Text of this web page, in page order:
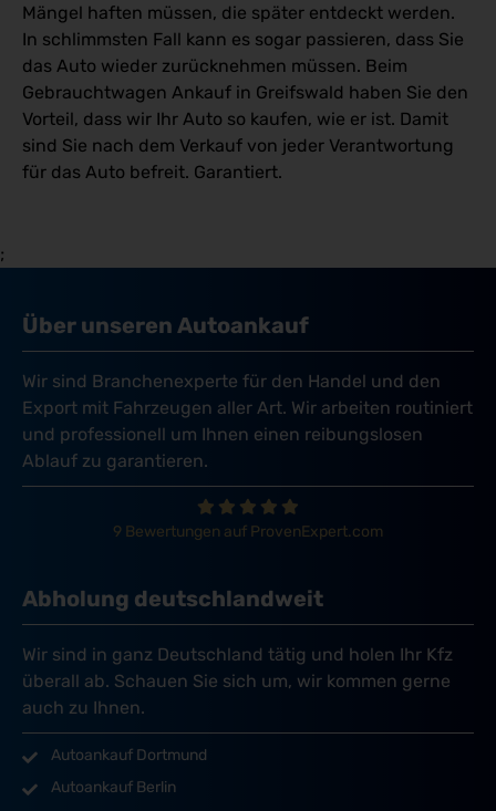
Mängel haften müssen, die später entdeckt werden.
In schlimmsten Fall kann es sogar passieren, dass Sie
das Auto wieder zurücknehmen müssen. Beim
Gebrauchtwagen Ankauf in Greifswald haben Sie den
Vorteil, dass wir Ihr Auto so kaufen, wie er ist. Damit
sind Sie nach dem Verkauf von jeder Verantwortung
für das Auto befreit. Garantiert.
;
Über unseren Autoankauf
Wir sind Branchenexperte für den Handel und den
Export mit Fahrzeugen aller Art. Wir arbeiten routiniert
und professionell um Ihnen einen reibungslosen
Ablauf zu garantieren.
9 Bewertungen auf ProvenExpert.com
Abholung deutschlandweit
Wir sind in ganz Deutschland tätig und holen Ihr Kfz
überall ab. Schauen Sie sich um, wir kommen gerne
auch zu Ihnen.
Autoankauf Dortmund
Autoankauf Berlin